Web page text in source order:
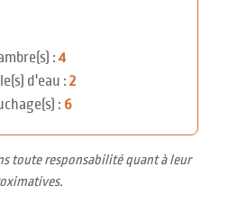
:4
d'eau :2
: 6
toute responsabilité quant à leur